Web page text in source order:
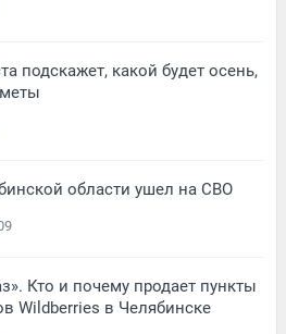
подскажет, какой будет осень,
области ушел на СВО
Кто и почему продает пункты
Wildberries в Челябинске